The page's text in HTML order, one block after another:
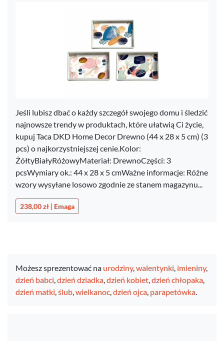
Jeśli lubisz dbać o każdy szczegół swojego domu i śledzić
najnowsze trendy w produktach, które ułatwią Ci życie,
kupuj Taca DKD Home Decor Drewno (44 x 28 x 5 cm) (3
pcs) o najkorzystniejszej cenie.Kolor:
ŻółtyBiałyRóżowyMateriał: DrewnoCzęści: 3
pcsWymiary ok.: 44 x 28 x 5 cmWażne informacje: Różne
wzory wysyłane losowo zgodnie ze stanem magazynu...
238,00 zł | Emaga
Możesz sprezentować na urodziny,walentynki, imieniny,
dzień babci,dzień dziadka,dzień kobiet,dzień chłopaka,
dzień matki,ślub,wielkanoc,dzień ojca, parapetówka.